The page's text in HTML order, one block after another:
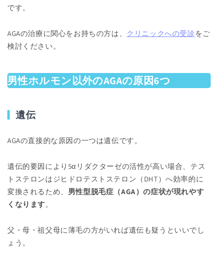
です。
AGAの治療に関心をお持ちの方は、 クリニックへの受診 をご
検討ください。
男性ホルモン以外のAGAの原因6つ
遺伝
AGAの直接的な原因の一つは遺伝です。
遺伝的要因により5αリダクターゼの活性が高い場合、テス
トステロンはジヒドロテストステロン（DHT）へ効率的に
変換されるため、 男性型脱毛症（AGA）の症状が現れやす
くなります。
父・母・祖父母に薄毛の方がいれば遺伝も疑うといいでし
ょう。